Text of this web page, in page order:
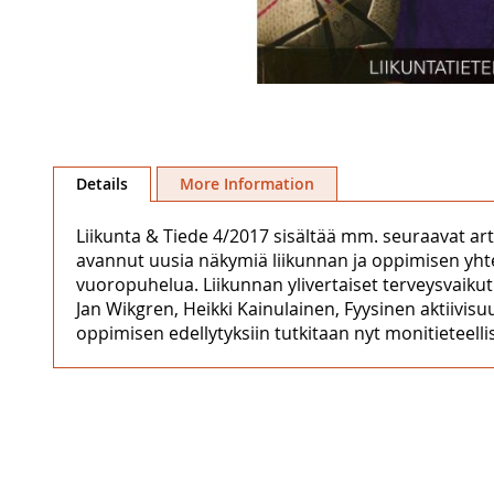
to
the
images
gallery
Details
Liikunta & Tiede 4/2017 sisältää mm. seuraavat
avannut uusia näkymiä liikunnan ja oppimisen
vuoropuhelua. Liikunnan ylivertaiset
Jan Wikgren, Heikki Kainulainen, Fyysinen
oppimisen edellytyksiin tutkitaan nyt
More Information